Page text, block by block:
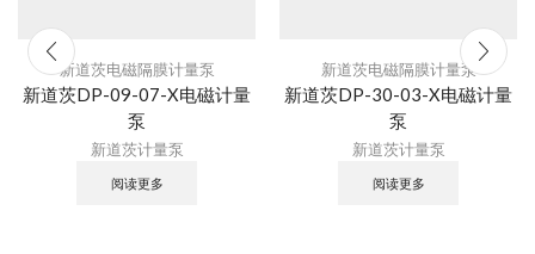
新道茨电磁隔膜计量泵
新道茨DP-09-07-X电磁计量
泵
新道茨计量泵
阅读更多
新道茨电磁隔膜计量泵
新道茨DP-30-03-X电磁计量
泵
新道茨计量泵
阅读更多